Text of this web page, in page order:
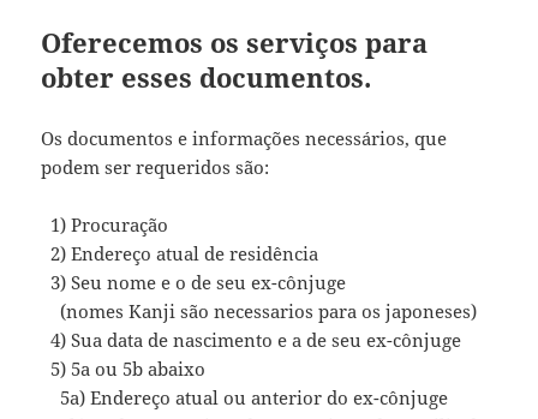
Oferecemos os serviços para
obter esses documentos.
Os documentos e informações necessários, que
podem ser requeridos são:
1) Procuração
2) Endereço atual de residência
3) Seu nome e o de seu ex-cônjuge
(nomes Kanji são necessarios para os japoneses)
4) Sua data de nascimento e a de seu ex-cônjuge
5) 5a ou 5b abaixo
5a) Endereço atual ou anterior do ex-cônjuge